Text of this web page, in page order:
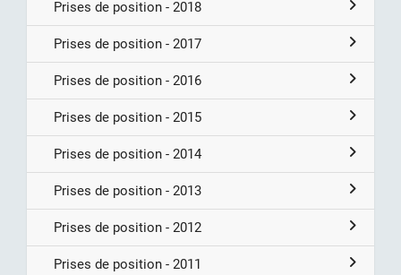
Prises de position - 2018
Prises de position - 2017
Prises de position - 2016
Prises de position - 2015
Prises de position - 2014
Prises de position - 2013
Prises de position - 2012
Prises de position - 2011